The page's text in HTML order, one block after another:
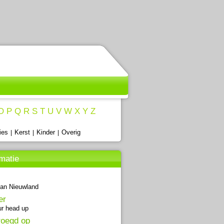
P Q R S T U V W X Y Z
Kerst Kinder| Overig
Nieuwland
head up
op